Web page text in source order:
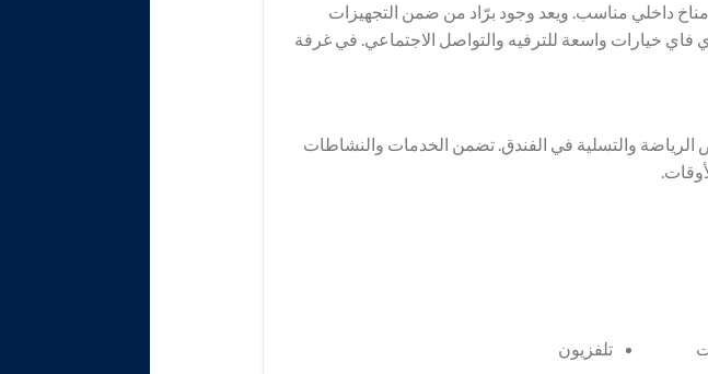
داخلي مناسب. ويعد وجود برّاد من ضمن التجهيزات
فاي خيارات واسعة للترفيه والتواصل الاجتماعي. في غرفة
والتسلية في الفندق. تضمن الخدمات والنشاطات
تلفزيون